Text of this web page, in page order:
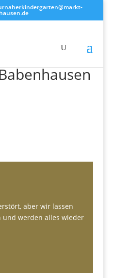
aber wir lassen
werden alles wieder